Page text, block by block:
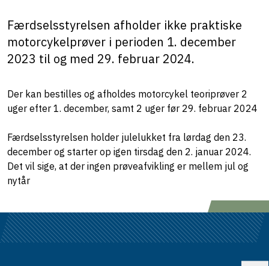
Færdselsstyrelsen afholder ikke praktiske
motorcykelprøver i perioden 1. december
2023 til og med 29. februar 2024.
Der kan bestilles og afholdes motorcykel teoriprøver 2
uger efter 1. december, samt 2 uger før 29. februar 2024
Færdselsstyrelsen holder julelukket fra lørdag den 23.
december og starter op igen tirsdag den 2. januar 2024.
Det vil sige, at der ingen prøveafvikling er mellem jul og
nytår